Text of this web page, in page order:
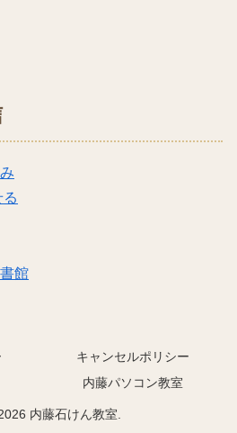
館
キャンセルポリシー
内藤パソコン教室
内藤石けん教室.